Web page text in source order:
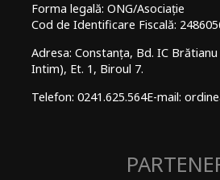
Forma legală: ONG/Asociație
Cod de Identificare Fiscală:
Adresa: Constanța, Bd. IC Brătianu
Intim), Et. 1, Biroul 7.
Telefon: 0241.625.564E-mail: